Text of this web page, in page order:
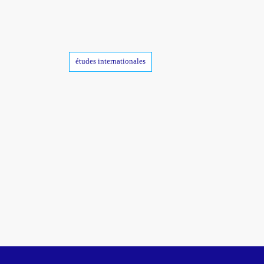
Tags
études internationales